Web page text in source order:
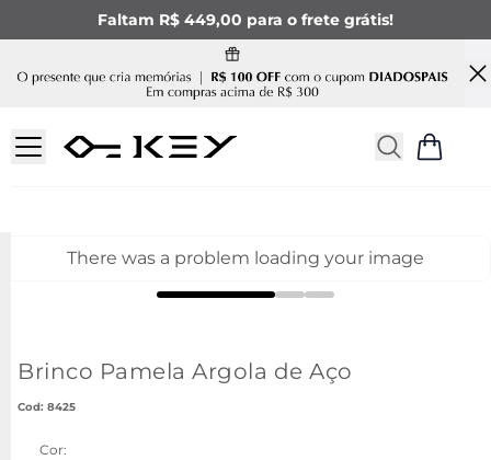
Faltam R$ 449,00 para o frete grátis!
There was a problem loading your image
Brinco Pamela Argola de Aço
: 8425
Cor: